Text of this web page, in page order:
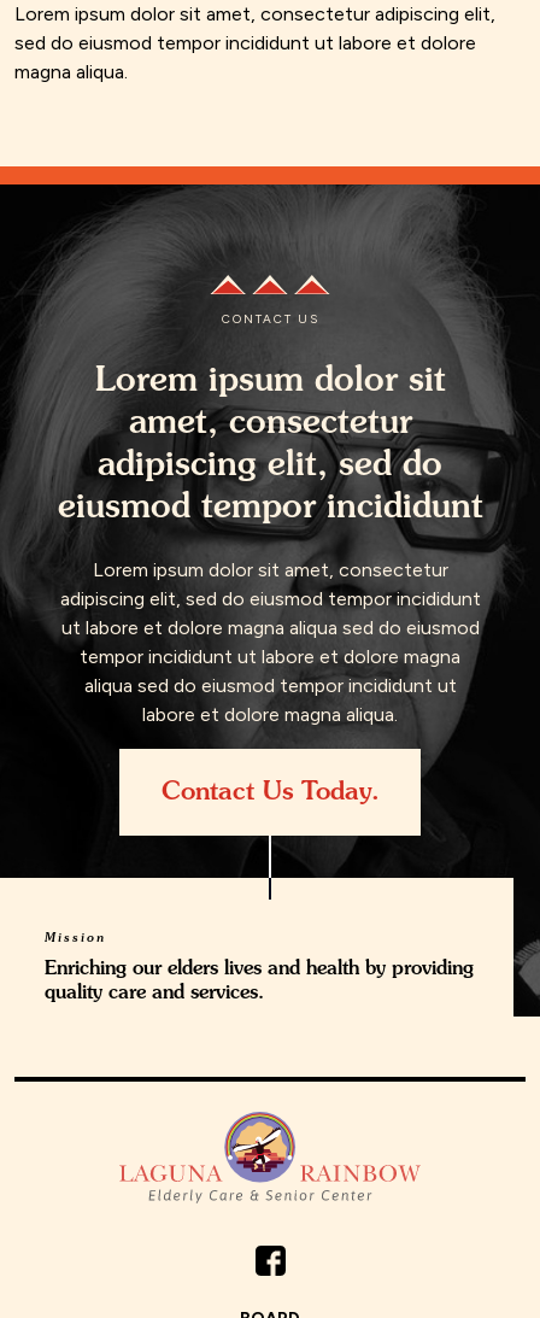
Lorem ipsum dolor sit amet, consectetur adipiscing elit,
sed do eiusmod tempor incididunt ut labore et dolore
magna aliqua.
Mission
Enriching our elders lives and health by providing
quality care and services.
CONTACT US
Lorem ipsum dolor sit
amet, consectetur
adipiscing elit, sed do
eiusmod tempor incididunt
Lorem ipsum dolor sit amet, consectetur
adipiscing elit, sed do eiusmod tempor incididunt
ut labore et dolore magna aliqua sed do eiusmod
tempor incididunt ut labore et dolore magna
aliqua sed do eiusmod tempor incididunt ut
labore et dolore magna aliqua.
Contact Us Today.